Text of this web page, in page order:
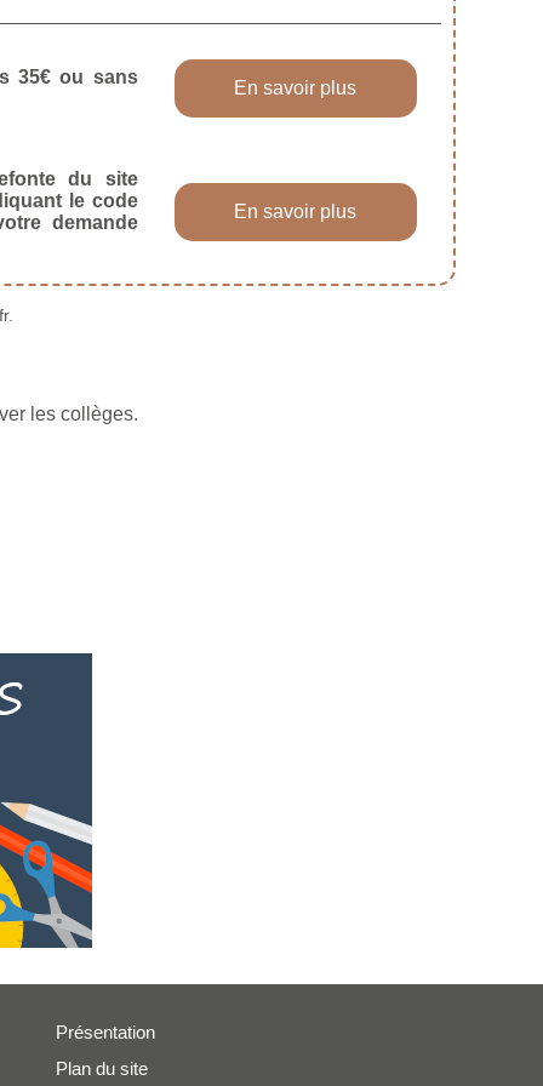
35€ ou sans
En savoir plus
du site
le code
demande
En savoir plus
les collèges.
Présentation
Plan du site